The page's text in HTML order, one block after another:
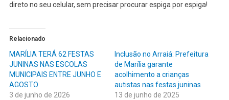
direto no seu celular, sem precisar procurar espiga por espiga!
Relacionado
MARÍLIA TERÁ 62 FESTAS
JUNINAS NAS ESCOLAS
MUNICIPAIS ENTRE JUNHO E
AGOSTO
3 de junho de 2026
Inclusão no Arraiá: Prefeitura
de Marília garante
acolhimento a crianças
autistas nas festas juninas
13 de junho de 2025